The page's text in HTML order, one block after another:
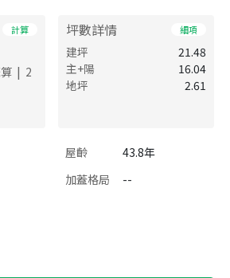
計算
| 2
坪數詳情 細項
建坪
21.48
主+陽
16.04
地坪
2.61
屋齡
43.8年
加蓋格局
--